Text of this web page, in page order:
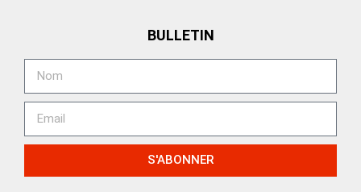
BULLETIN
S'ABONNER